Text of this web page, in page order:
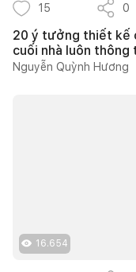
15 0
20 ý tưởng thiết kế
cuối nhà luôn thông
Nguyễn Quỳnh Hương
16.654